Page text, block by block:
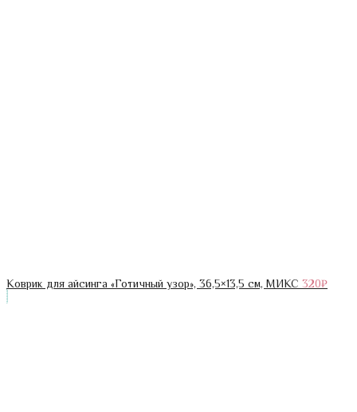
Коврик для айсинга «Готичный узор», 36,5×13,5 см, МИКС 320₽